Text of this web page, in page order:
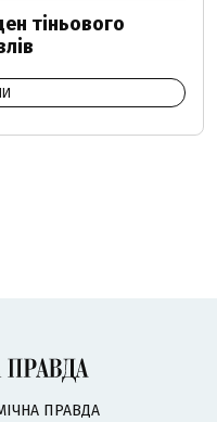
тіньового
ПРАВДА